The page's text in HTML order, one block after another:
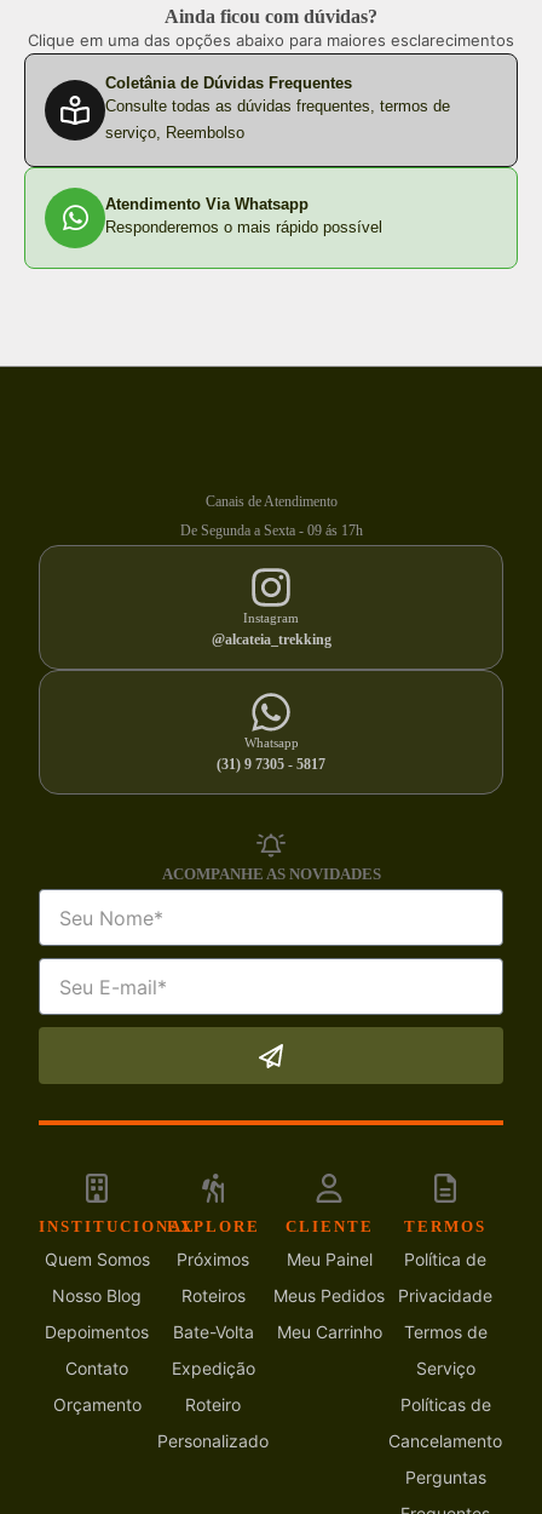
Ainda ficou com dúvidas?
Clique em uma das opções abaixo para maiores esclarecimentos
Coletânia de Dúvidas Frequentes
Consulte todas as dúvidas frequentes, termos de
serviço, Reembolso
Atendimento Via Whatsapp
Responderemos o mais rápido possível
Canais de Atendimento
De Segunda a Sexta - 09 ás 17h
Instagram
@alcateia_trekking
Whatsapp
(31) 9 7305 - 5817
ACOMPANHE AS NOVIDADES
INSTITUCIONAL
Quem Somos
Nosso Blog
Depoimentos
Contato
Orçamento
EXPLORE
Próximos
Roteiros
Bate-Volta
Expedição
Roteiro
Personalizado
CLIENTE
Meu Painel
Meus Pedidos
Meu Carrinho
TERMOS
Política de
Privacidade
Termos de
Serviço
Políticas de
Cancelamento
Perguntas